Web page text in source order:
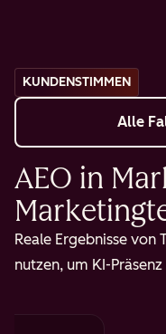
KUNDENSTIMMEN
Alle
AEO in
Reale Ergebnisse von
nutzen, um KI-